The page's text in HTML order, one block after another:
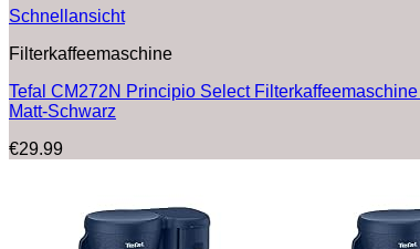
Schnellansicht
Filterkaffeemaschine
Tefal CM272N Principio Select
Matt-Schwarz
€29.99